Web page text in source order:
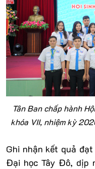
Tân Ban chấp hành
khóa VII, nhiệm kỳ
Ghi nhận kết quả
Đại học Tây Đô, dịp